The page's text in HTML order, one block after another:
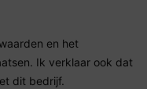
en het
Ik verklaar ook dat
dit bedrijf.